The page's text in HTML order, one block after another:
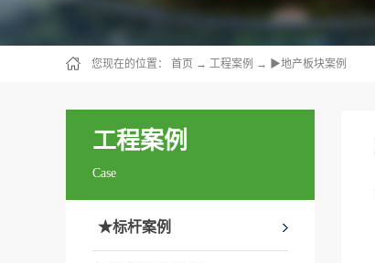
您现在的位置： 首页 → 工程案例 → ▶地产板块案例
工程案例
Case
★标杆案例